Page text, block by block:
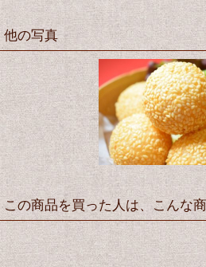
他の写真
この商品を買った人は、こんな